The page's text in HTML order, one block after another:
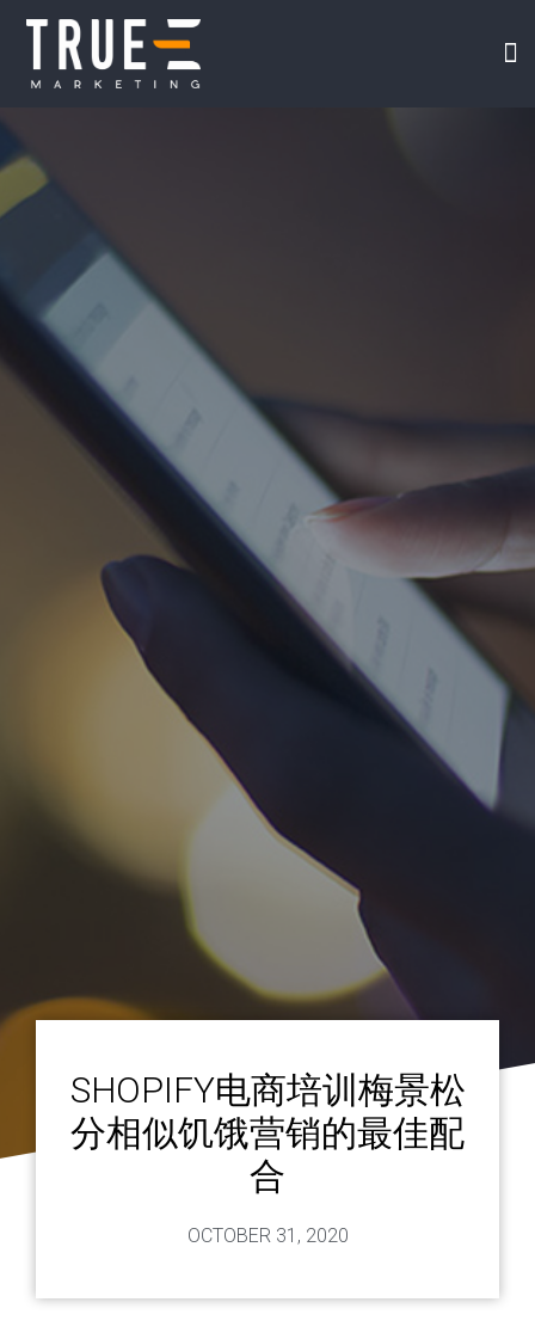
SHOPIFY电商培训梅景松
分相似饥饿营销的最佳配
合
OCTOBER 31, 2020